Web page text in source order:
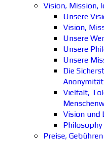
Vision, Mission,
Unsere
Vision,
Unsere
Unsere
Unsere
Die
Vielfalt,
Vision und
Philosophy
Preise, Gebühren